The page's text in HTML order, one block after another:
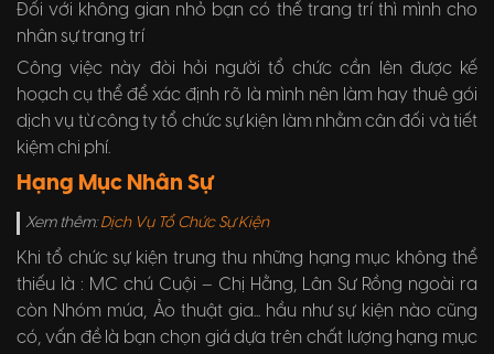
Đối với không gian nhỏ bạn có thể trang trí thì mình cho
nhân sự trang trí
Công việc này đòi hỏi người tổ chức cần lên được kế
hoạch cụ thể để xác định rõ là mình nên làm hay thuê gói
dịch vụ từ công ty tổ chức sự kiện làm nhằm cân đối và tiết
kiệm chi phí.
Hạng Mục Nhân Sự
Xem thêm:Dịch Vụ Tổ Chức Sự Kiện
Khi tổ chức sự kiện trung thu những hạng mục không thể
thiếu là : MC chú Cuội – Chị Hằng, Lân Sư Rồng ngoài ra
còn Nhóm múa, Ảo thuật gia... hầu như sự kiện nào cũng
có, vấn đề là bạn chọn giá dựa trên chất lượng hạng mục